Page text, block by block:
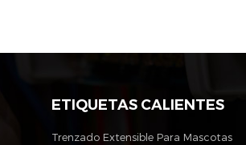
ETIQUETAS CALIENTES
Trenzado Extensible Para Mascotas